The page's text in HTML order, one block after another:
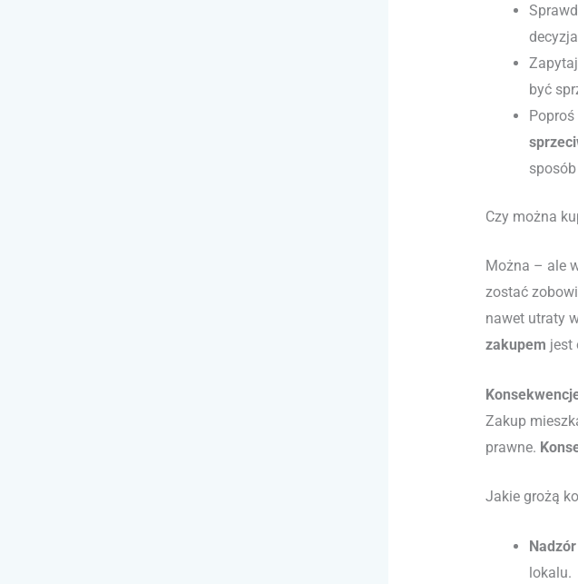
być
Czy można
Można – ale
zostać
nawet utraty
zakupem jest
Zakup
prawne.
Jakie grożą
lokalu.